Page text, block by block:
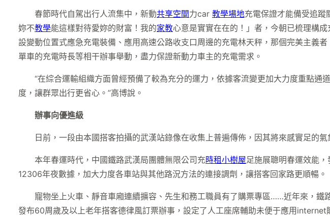
春節時代自駕出行人流集中，新動共享空間力car 教學場地充電保證才能備受追蹤
妳不教學能這樣對待愛妳的財富！我的家教心意是實實在在的！」者，今朝已梳理構
設變動位置式應急充電裝備、應用高速公路收支口周邊的充電林天秤，那個完美主義
單車的充電時長等相干辦事舉動，盡力保證新動力車主的充電需求。
“在綜合運輸組織方面曾經預備了較為充分的運力，依據客流變更加大力度重點
度，讓群眾出行更省心。”高博說。
辦事向優進級
日前，一段由本國搭客拍攝的武漢站錄像在收集上普遍傳佈，因其將來感實足的
本年春運時代，中國鐵路武漢局團體無限公司充時租小樹屋足施展聰明春運效能
12306年夜數據，加大力度各車站與其他路況方法的連接調劑，讓搭客回家路更順暢。
寵物坐上火車、靜音車廂連續擴容、先生和務工職員有了購票專區……近年來，鐵
發布60周歲及以上老年搭客德律風訂票辦事，設定了人工座席輔助未便于應用